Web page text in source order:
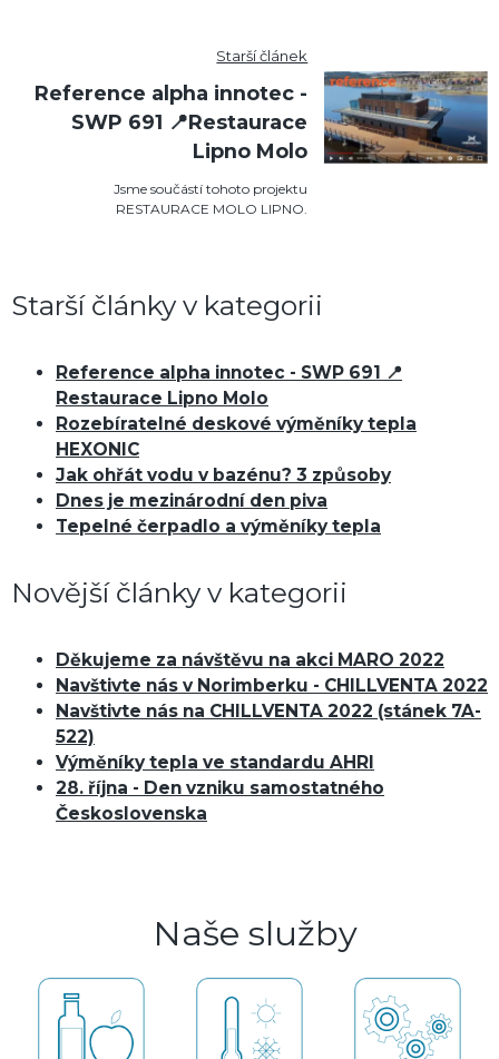
Starší článek
Reference alpha innotec -
SWP 691 📍Restaurace
Lipno Molo
Jsme součástí tohoto projektu
RESTAURACE MOLO LIPNO.
Starší články v kategorii
Reference alpha innotec - SWP 691 📍
Restaurace Lipno Molo
Rozebíratelné deskové výměníky tepla
HEXONIC
Jak ohřát vodu v bazénu? 3 způsoby
Dnes je mezinárodní den piva
Tepelné čerpadlo a výměníky tepla
Novější články v kategorii
Děkujeme za návštěvu na akci MARO 2022
Navštivte nás v Norimberku - CHILLVENTA 2022
Navštivte nás na CHILLVENTA 2022 (stánek 7A-
522)
Výměníky tepla ve standardu AHRI
28. října - Den vzniku samostatného
Československa
Naše služby